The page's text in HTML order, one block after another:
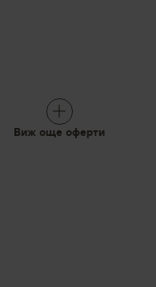
Виж още оферти